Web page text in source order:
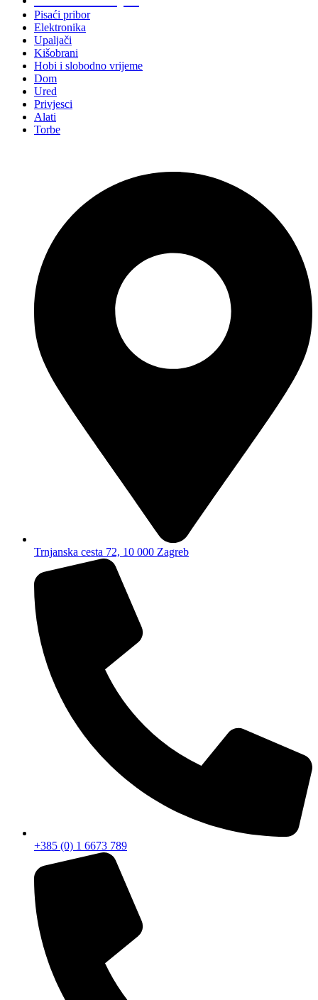
Pisaći pribor
Elektronika
Upaljači
Kišobrani
Hobi i slobodno vrijeme
Dom
Ured
Privjesci
Alati
Torbe
Trnjanska cesta 72, 10 000 Zagreb
+385 (0) 1 6673 789